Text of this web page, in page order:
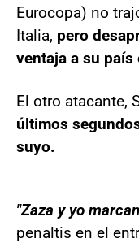
Eurocopa) no
Italia, pero
ventaja a su país
El otro atacante,
últimos
suyo.
"Zaza y yo
penaltis en el